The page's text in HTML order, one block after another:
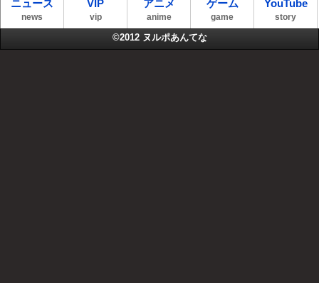
ニュース
news
VIP
vip
アニメ
anime
ゲーム
game
YouTube
story
©2012 ヌルポあんてな